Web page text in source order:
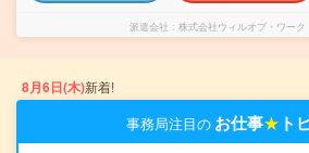
派遣会社 株式会社ウィルオブ・ワー
8月6日(木)新着!
事務局注目の お仕事★ ト